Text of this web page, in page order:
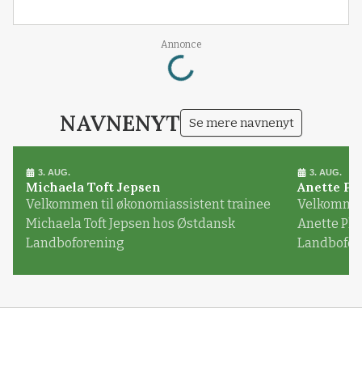
Annonce
Loading...
NAVNENYT Se mere navnenyt
3. AUG.
Michaela Toft Jepsen
Velkommen til økonomiassistent trainee
Michaela Toft Jepsen hos Østdansk
Landboforening
3. AUG.
Anette
Anette